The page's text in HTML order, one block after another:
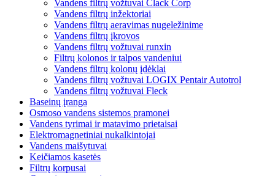
Vandens filtrų vožtuvai Clack Corp
Vandens filtrų inžektoriai
Vandens filtrų aeravimas nugeležinime
Vandens filtrų įkrovos
Vandens filtrų vožtuvai runxin
Filtrų kolonos ir talpos vandeniui
Vandens filtrų kolonų įdėklai
Vandens filtrų vožtuvai LOGIX Pentair Autotrol
Vandens filtrų vožtuvai Fleck
Baseinų įranga
Osmoso vandens sistemos pramonei
Vandens tyrimai ir matavimo prietaisai
Elektromagnetiniai nukalkintojai
Vandens maišytuvai
Keičiamos kasetės
Filtrų korpusai